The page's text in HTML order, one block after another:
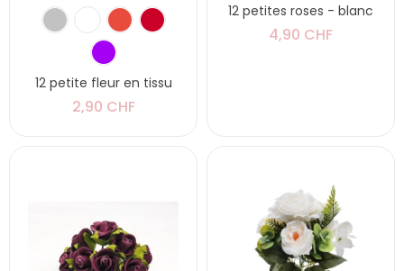
12 petite fleur en tissu
2,90 CHF
12 petites roses - blanc
4,90 CHF